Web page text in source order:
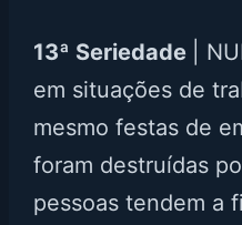
13ª Seriedade
|
em situações de
mesmo festas de
foram destruídas
pessoas tendem a